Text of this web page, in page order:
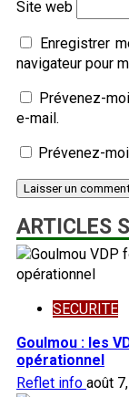
Site web
Enregistrer
navigateur pour
Prévenez-
e-mail.
Prévenez-
ARTICLES
SECURITE
Goulmou : les
opérationnel
Reflet info août